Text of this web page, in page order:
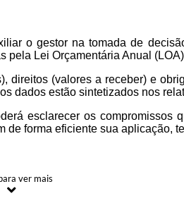
o gestor na tomada de
pela Lei Orçamentária Anual
direitos (valores a receber) e
dados estão sintetizados nos
esclarecer os compromissos
forma eficiente sua aplicação,
ver mais